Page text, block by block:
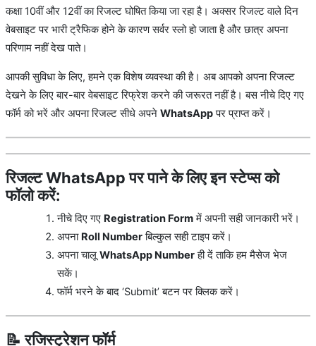
कक्षा 10वीं और 12वीं का रिजल्ट घोषित किया जा रहा है। अक्सर रिजल्ट वाले दिन
वेबसाइट पर भारी ट्रैफिक होने के कारण सर्वर स्लो हो जाता है और छात्र अपना
परिणाम नहीं देख पाते।
आपकी सुविधा के लिए, हमने एक विशेष व्यवस्था की है। अब आपको अपना रिजल्ट
देखने के लिए बार-बार वेबसाइट रिफ्रेश करने की जरूरत नहीं है। बस नीचे दिए गए
फॉर्म को भरें और अपना रिजल्ट सीधे अपने WhatsAppपर प्राप्त करें।
रिजल्ट WhatsApp पर पाने के लिए इन स्टेप्स को
फॉलो करें:
नीचे दिए गए Registration Formमें अपनी सही जानकारी भरें।
अपना Roll Numberबिल्कुल सही टाइप करें।
अपना चालूWhatsApp Numberही दें ताकि हम मैसेज भेज
सकें।
फॉर्म भरने के बाद ‘Submit’ बटन पर क्लिक करें।
📝 रजिस्ट्रेशन फॉर्म